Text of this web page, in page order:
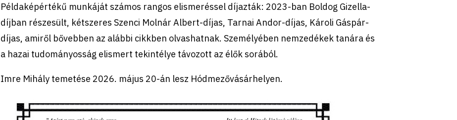
Példaképértékű munkáját számos rangos elismeréssel díjazták: 2023-ban Boldog Gizella-
díjban részesült, kétszeres Szenci Molnár Albert-díjas, Tarnai Andor-díjas, Károli Gáspár-
díjas, amiről bővebben az alábbi cikkben olvashatnak. Személyében nemzedékek tanára és
a hazai tudományosság elismert tekintélye távozott az élők sorából.
Imre Mihály temetése 2026. május 20-án lesz Hódmezővásárhelyen.